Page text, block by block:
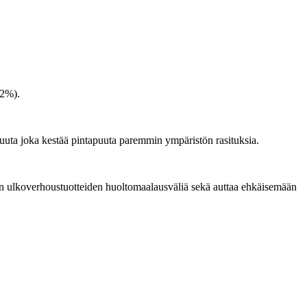
joka kestää pintapuuta paremmin ympäristön rasituksia.
huoltomaalausväliä sekä auttaa ehkäisemään